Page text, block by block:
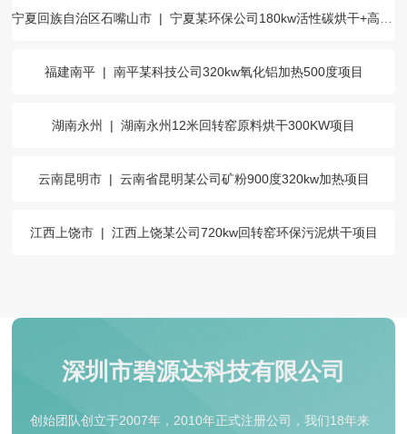
宁夏回族自治区石嘴山市 | 宁夏某环保公司180kw活性碳烘干+高温活化项目
福建南平 | 南平某科技公司320kw氧化铝加热500度项目
湖南永州 | 湖南永州12米回转窑原料烘干300KW项目
云南昆明市 | 云南省昆明某公司矿粉900度320kw加热项目
江西上饶市 | 江西上饶某公司720kw回转窑环保污泥烘干项目
深圳市碧源达科技有限公司
创始团队创立于2007年，2010年正式注册公司，我们18年来